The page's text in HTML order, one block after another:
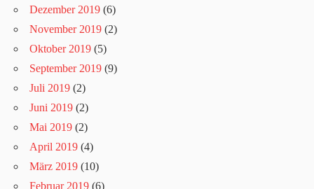
Dezember 2019 (6)
November 2019 (2)
Oktober 2019 (5)
September 2019 (9)
Juli 2019 (2)
Juni 2019 (2)
Mai 2019 (2)
April 2019 (4)
März 2019 (10)
Februar 2019 (6)